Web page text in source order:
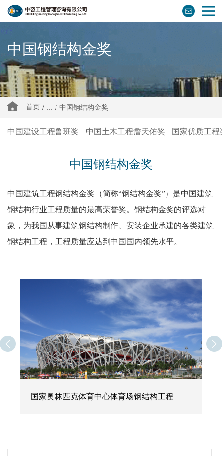
中国钢结构金奖
首页 / / 中国钢结构金奖
中国建设工程鲁班奖 中国土木工程詹天佑奖 国家优质工程
中国钢结构金奖
中国建筑工程钢结构金奖（简称“钢结构金奖”）是中国建筑
钢结构行业工程质量的最高荣誉奖。钢结构金奖的评选对
象，为我国从事建筑钢结构制作、安装企业承建的各类建筑
钢结构工程，工程质量应达到中国国内领先水平。
国家奥林匹克体育中心体育场钢结构工程